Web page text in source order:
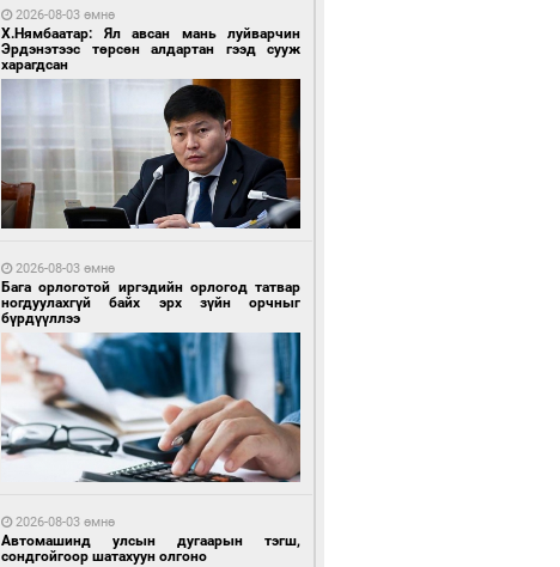
байна
14 цагийн өмнө өмнө
1 өдрийн өмнө өмнө
Ноцтой зөрчил гаргасан автобусны
2026-08-03 өмнө
Х.Нямбаатар: Ял авсан мань луйварчин
Эрдэнэтээс төрсөн алдартан гээд сууж
харагдсан
2026-08-03 өмнө
Бага орлоготой иргэдийн орлогод татвар
ногдуулахгүй байх эрх зүйн орчныг
бүрдүүллээ
2026-08-03 өмнө
Автомашинд улсын дугаарын тэгш,
сондгойгоор шатахуун олгоно